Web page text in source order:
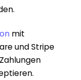
mit
und Stripe